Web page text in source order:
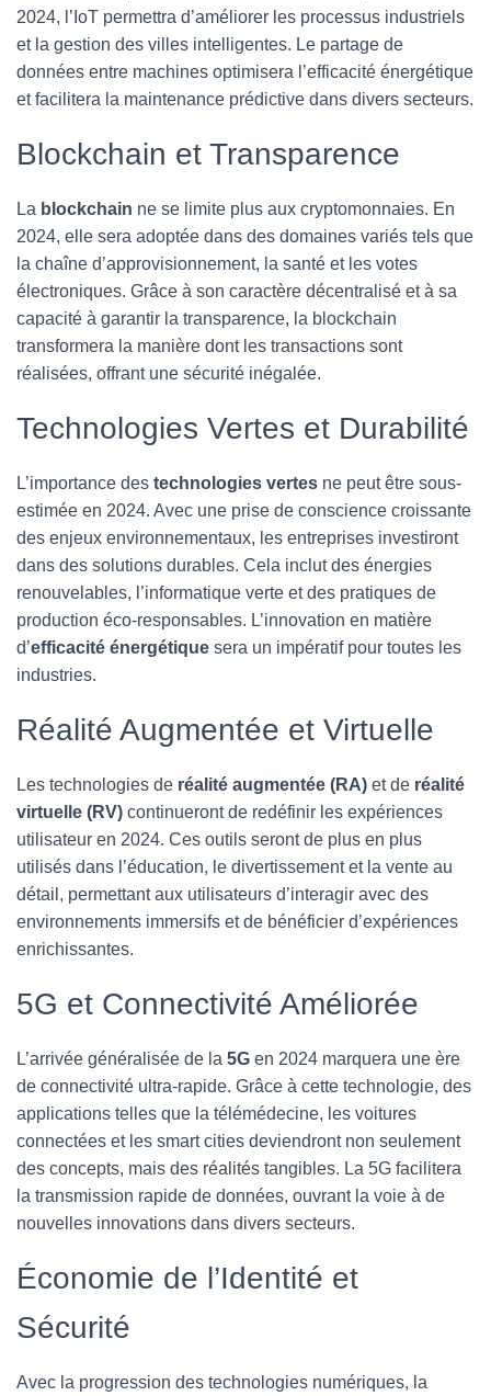
2024, l’IoT permettra d’améliorer les processus industriels
et la gestion des villes intelligentes. Le partage de
données entre machines optimisera l’efficacité énergétique
et facilitera la maintenance prédictive dans divers secteurs.
Blockchain et Transparence
La blockchain ne se limite plus aux cryptomonnaies. En
2024, elle sera adoptée dans des domaines variés tels que
la chaîne d’approvisionnement, la santé et les votes
électroniques. Grâce à son caractère décentralisé et à sa
capacité à garantir la transparence, la blockchain
transformera la manière dont les transactions sont
réalisées, offrant une sécurité inégalée.
Technologies Vertes et Durabilité
L’importance des technologies vertes ne peut être sous-
estimée en 2024. Avec une prise de conscience croissante
des enjeux environnementaux, les entreprises investiront
dans des solutions durables. Cela inclut des énergies
renouvelables, l’informatique verte et des pratiques de
production éco-responsables. L’innovation en matière
d’efficacité énergétique sera un impératif pour toutes les
industries.
Réalité Augmentée et Virtuelle
Les technologies de réalité augmentée (RA) et de réalité
virtuelle (RV) continueront de redéfinir les expériences
utilisateur en 2024. Ces outils seront de plus en plus
utilisés dans l’éducation, le divertissement et la vente au
détail, permettant aux utilisateurs d’interagir avec des
environnements immersifs et de bénéficier d’expériences
enrichissantes.
5G et Connectivité Améliorée
L’arrivée généralisée de la 5G en 2024 marquera une ère
de connectivité ultra-rapide. Grâce à cette technologie, des
applications telles que la télémédecine, les voitures
connectées et les smart cities deviendront non seulement
des concepts, mais des réalités tangibles. La 5G facilitera
la transmission rapide de données, ouvrant la voie à de
nouvelles innovations dans divers secteurs.
Économie de l’Identité et
Sécurité
Avec la progression des technologies numériques, la